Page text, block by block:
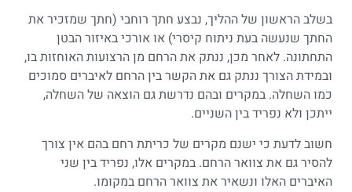
בשלב הראשון של ההליך, נבצע חתך רוחבי (חתך שמזכיר את
החתך שנעשה בעת ניתוח קיסרי) או אורכי באיזור הבטן
התחתונה. לאחר מכן, ננתק את הרחם מן הרצועות האוחזות בו,
ובמידת הצורך ננתק גם את הקשר בין הרחם לאיברים סמוכים
כמו השחלה. במקרים ובהם נדרשת גם הוצאה של השחלה,
ייתכן ולא נפריד בין השניים.
חשוב לדעת כי ישנם מקרים של כריתת רחם בהם אין צורך
להסיר גם את צוואר הרחם. במקרים אלו, נפריד בין שני
האיברים האלו ונשאיר את צוואר הרחם במקומו.